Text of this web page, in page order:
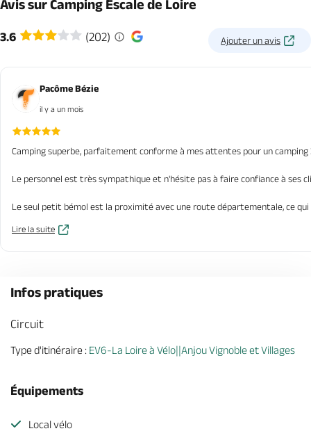
Avis sur Camping Escale de Loire
3.6 (202) Ajouter un avis
Pacôme Bézie
il y a un mois
Camping superbe, parfaitement conforme à mes attentes pour un camping
Le personnel est très sympathique et n'hésite pas à faire confiance à ses
Le seul petit bémol est la proximité avec une route départementale, ce
Lire la suite
Infos pratiques
Circuit
Type d'itinéraire : EV6-La Loire à Vélo||Anjou Vignoble et Villages
Équipements
Local vélo